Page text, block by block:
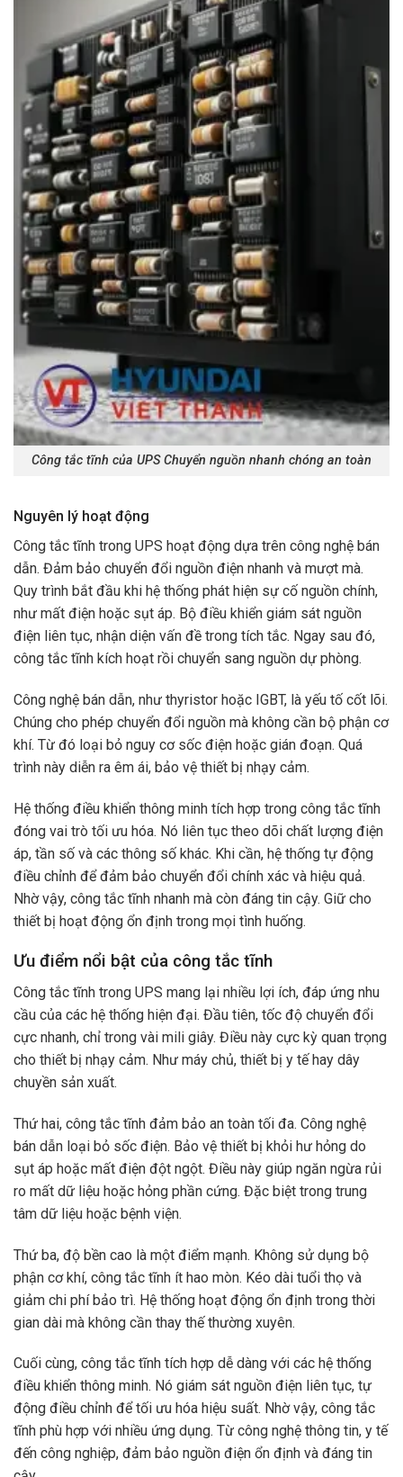
Công tắc tĩnh của UPS Chuyển nguồn nhanh chóng an toàn
Nguyên lý hoạt động
Công tắc tĩnh trong UPS hoạt động dựa trên công nghệ bán
dẫn. Đảm bảo chuyển đổi nguồn điện nhanh và mượt mà.
Quy trình bắt đầu khi hệ thống phát hiện sự cố nguồn chính,
như mất điện hoặc sụt áp. Bộ điều khiển giám sát nguồn
điện liên tục, nhận diện vấn đề trong tích tắc. Ngay sau đó,
công tắc tĩnh kích hoạt rồi chuyển sang nguồn dự phòng.
Công nghệ bán dẫn, như thyristor hoặc IGBT, là yếu tố cốt lõi.
Chúng cho phép chuyển đổi nguồn mà không cần bộ phận cơ
khí. Từ đó loại bỏ nguy cơ sốc điện hoặc gián đoạn. Quá
trình này diễn ra êm ái, bảo vệ thiết bị nhạy cảm.
Hệ thống điều khiển thông minh tích hợp trong công tắc tĩnh
đóng vai trò tối ưu hóa. Nó liên tục theo dõi chất lượng điện
áp, tần số và các thông số khác. Khi cần, hệ thống tự động
điều chỉnh để đảm bảo chuyển đổi chính xác và hiệu quả.
Nhờ vậy, công tắc tĩnh nhanh mà còn đáng tin cậy. Giữ cho
thiết bị hoạt động ổn định trong mọi tình huống.
Ưu điểm nổi bật của công tắc tĩnh
Công tắc tĩnh trong UPS mang lại nhiều lợi ích, đáp ứng nhu
cầu của các hệ thống hiện đại. Đầu tiên, tốc độ chuyển đổi
cực nhanh, chỉ trong vài mili giây. Điều này cực kỳ quan trọng
cho thiết bị nhạy cảm. Như máy chủ, thiết bị y tế hay dây
chuyền sản xuất.
Thứ hai, công tắc tĩnh đảm bảo an toàn tối đa. Công nghệ
bán dẫn loại bỏ sốc điện. Bảo vệ thiết bị khỏi hư hỏng do
sụt áp hoặc mất điện đột ngột. Điều này giúp ngăn ngừa rủi
ro mất dữ liệu hoặc hỏng phần cứng. Đặc biệt trong trung
tâm dữ liệu hoặc bệnh viện.
Thứ ba, độ bền cao là một điểm mạnh. Không sử dụng bộ
phận cơ khí, công tắc tĩnh ít hao mòn. Kéo dài tuổi thọ và
giảm chi phí bảo trì. Hệ thống hoạt động ổn định trong thời
gian dài mà không cần thay thế thường xuyên.
Cuối cùng, công tắc tĩnh tích hợp dễ dàng với các hệ thống
điều khiển thông minh. Nó giám sát nguồn điện liên tục, tự
động điều chỉnh để tối ưu hóa hiệu suất. Nhờ vậy, công tắc
tĩnh phù hợp với nhiều ứng dụng. Từ công nghệ thông tin, y tế
đến công nghiệp, đảm bảo nguồn điện ổn định và đáng tin